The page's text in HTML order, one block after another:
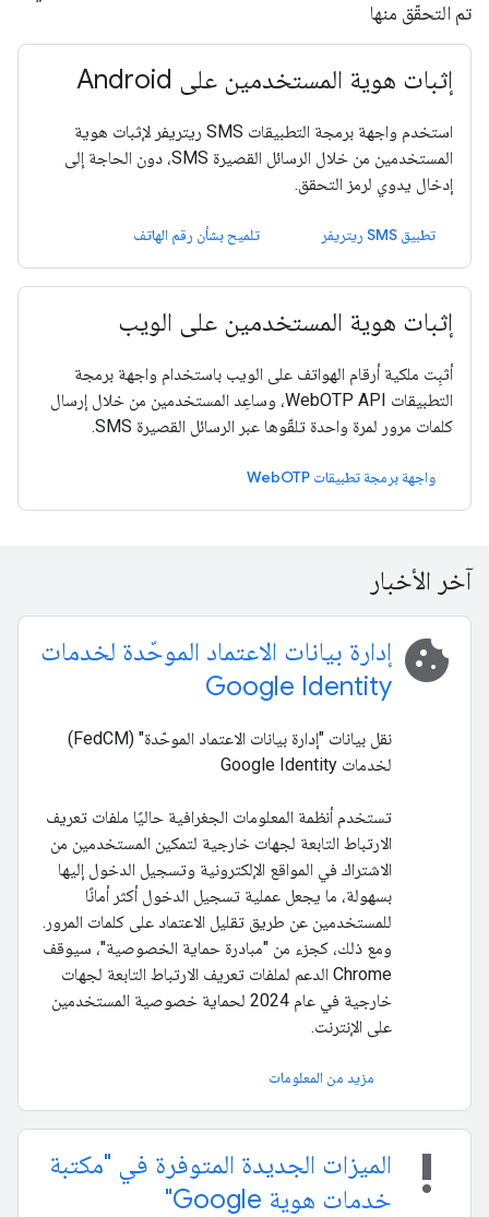
تم التحقّق منها
إثبات هوية المستخدمين على Android
استخدم واجهة برمجة التطبيقات SMS ريتريفر لإثبات هوية
المستخدمين من خلال الرسائل القصيرة SMS، دون الحاجة إلى
إدخال يدوي لرمز التحقق.
تطبيق SMS ريتريفر تلميح بشأن رقم الهاتف
إثبات هوية المستخدمين على الويب
أثبِت ملكية أرقام الهواتف على الويب باستخدام واجهة برمجة
التطبيقات WebOTP API، وساعِد المستخدمين من خلال إرسال
كلمات مرور لمرة واحدة تلقّوها عبر الرسائل القصيرة SMS.
واجهة برمجة تطبيقات WebOTP
آخر الأخبار
cookie إدارة بيانات الاعتماد الموحّدة لخدمات
Google Identity
نقل بيانات "إدارة بيانات الاعتماد الموحّدة" (FedCM)
لخدمات Google Identity
تستخدم أنظمة المعلومات الجغرافية حاليًا ملفات تعريف
الارتباط التابعة لجهات خارجية لتمكين المستخدمين من
الاشتراك في المواقع الإلكترونية وتسجيل الدخول إليها
بسهولة، ما يجعل عملية تسجيل الدخول أكثر أمانًا
للمستخدمين عن طريق تقليل الاعتماد على كلمات المرور.
ومع ذلك، كجزء من "مبادرة حماية الخصوصية"، سيوقف
Chrome الدعم لملفات تعريف الارتباط التابعة لجهات
خارجية في عام 2024 لحماية خصوصية المستخدمين
على الإنترنت.
مزيد من المعلومات
priority_high
الميزات الجديدة المتوفرة في "مكتبة
خدمات هوية Google"